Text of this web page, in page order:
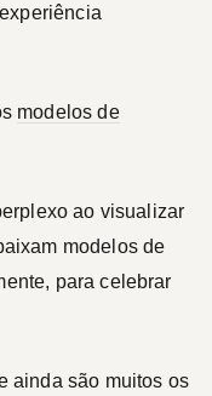
modelos de
ao visualizar
modelos de
para celebrar
ainda são muitos os